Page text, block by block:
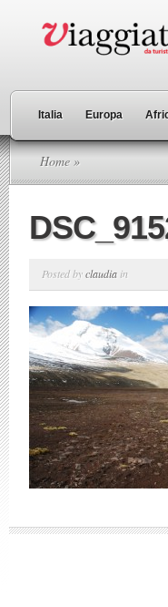
Italia Europa
Home »
Posted byclaudia in